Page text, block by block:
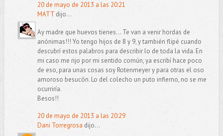
20 de mayo de 2013 a las 20:21
MATTdijo...
Ay madre que huevos tienes... Te van a venir hordas de
anónimas!!! Yo tengo hijos de 8 y 9, y también flipé cuando
descubrí estos palabros para describir lo de toda la vida. En
mi caso me rijo por mi sentido común, ya escribí hace poco
de eso, para unas cosas soy Rotenmeyer y para otras el oso
amoroso besucón. Lo del colecho un puto infierno, no se me
ocurriría.
Besos!!
20 de mayo de 2013 a las 20:29
Dani Torregrosa dijo...